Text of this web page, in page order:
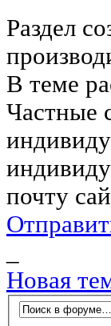
Раздел
В теме
Частные
почту
Новая